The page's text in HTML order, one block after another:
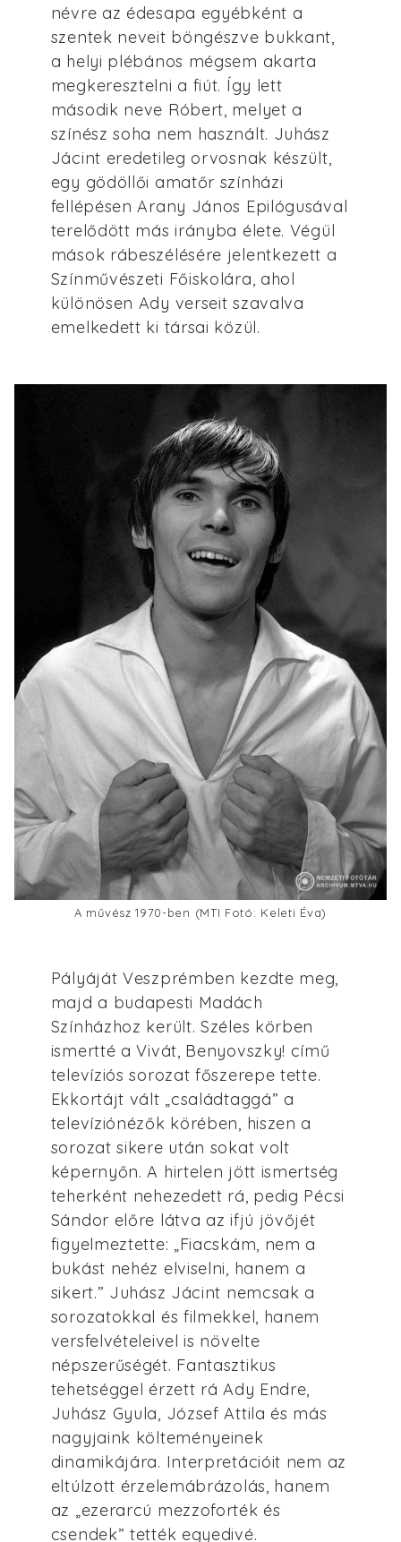
névre az édesapa egyébként a
szentek neveit böngészve bukkant,
a helyi plébános mégsem akarta
megkeresztelni a fiút. Így lett
második neve Róbert, melyet a
színész soha nem használt. Juhász
Jácint eredetileg orvosnak készült,
egy gödöllői amatőr színházi
fellépésen Arany János Epilógusával
terelődött más irányba élete. Végül
mások rábeszélésére jelentkezett a
Színművészeti Főiskolára, ahol
különösen Ady verseit szavalva
emelkedett ki társai közül.
A művész 1970-ben (MTI Fotó: Keleti Éva)
Pályáját Veszprémben kezdte meg,
majd a budapesti Madách
Színházhoz került. Széles körben
ismertté a Vivát, Benyovszky! című
televíziós sorozat főszerepe tette.
Ekkortájt vált „családtaggá” a
televíziónézők körében, hiszen a
sorozat sikere után sokat volt
képernyőn. A hirtelen jött ismertség
teherként nehezedett rá, pedig Pécsi
Sándor előre látva az ifjú jövőjét
figyelmeztette: „Fiacskám, nem a
bukást nehéz elviselni, hanem a
sikert.” Juhász Jácint nemcsak a
sorozatokkal és filmekkel, hanem
versfelvételeivel is növelte
népszerűségét. Fantasztikus
tehetséggel érzett rá Ady Endre,
Juhász Gyula, József Attila és más
nagyjaink költeményeinek
dinamikájára. Interpretációit nem az
eltúlzott érzelemábrázolás, hanem
az „ezerarcú mezzoforték és
csendek” tették egyedivé.